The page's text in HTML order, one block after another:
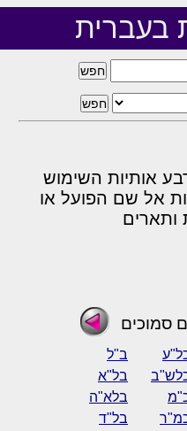
בעברית
אותיות השימוש
אל שם הפועל או
ותארים
סמוכים
ב"ל
בל"א
בלא"ה
בל"ד